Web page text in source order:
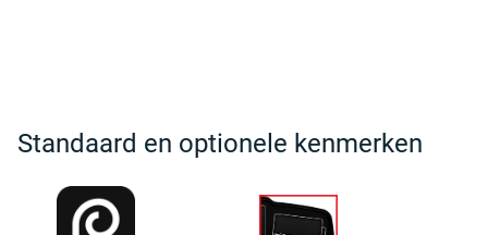
Standaard en optionele kenmerken